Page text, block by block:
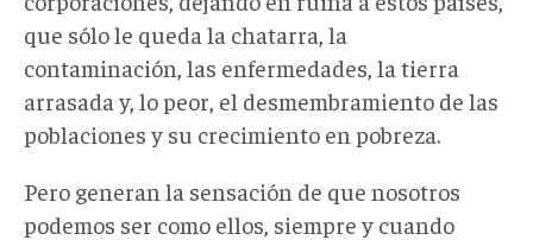
que sólo le queda la chatarra, la
contaminación, las enfermedades, la tierra
arrasada y, lo peor, el desmembramiento de las
poblaciones y su crecimiento en pobreza.
Pero generan la sensación de que nosotros
podemos ser como ellos, siempre y cuando